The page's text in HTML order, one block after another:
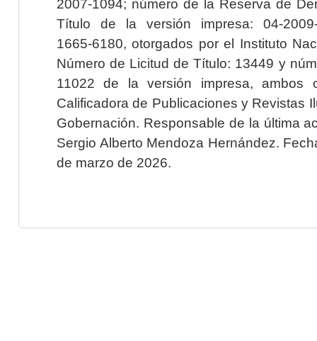
2007-1094; número de la Reserva de
Título de la versión impresa: 04-2009-
1665-6180, otorgados por el Instituto
Número de Licitud de Título: 13449 y
11022 de la versión impresa, ambos
Calificadora de Publicaciones y Revistas
Gobernación. Responsable de la última
Sergio Alberto Mendoza Hernández.
de marzo de 2026.